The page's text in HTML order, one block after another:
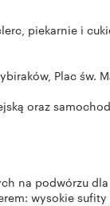
piekarnie i
Plac św.
oraz
na podwórzu dla
wysokie